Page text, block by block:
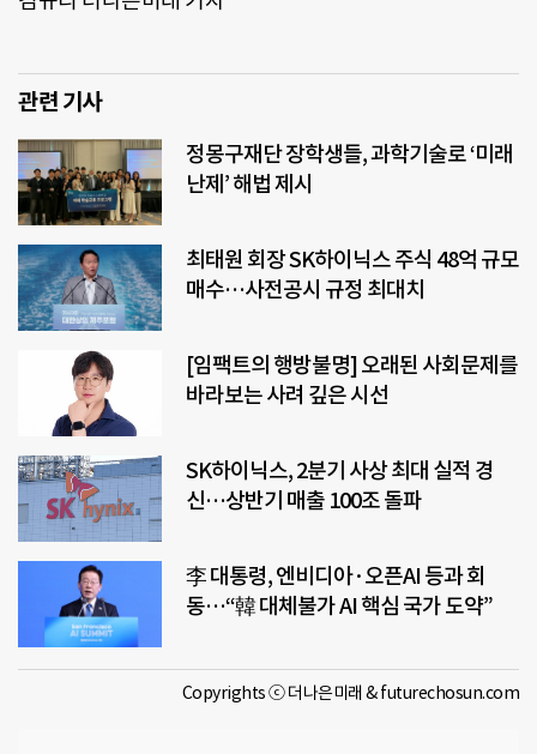
관련 기사
정몽구재단 장학생들, 과학기술로 ‘미래
난제’ 해법 제시
최태원 회장 SK하이닉스 주식 48억 규모
매수…사전공시 규정 최대치
[임팩트의 행방불명] 오래된 사회문제를
바라보는 사려 깊은 시선
SK하이닉스, 2분기 사상 최대 실적 경
신…상반기 매출 100조 돌파
李 대통령, 엔비디아·오픈AI 등과 회
동…“韓 대체불가 AI 핵심 국가 도약”
Copyrights ⓒ 더나은미래 & futurechosun.com